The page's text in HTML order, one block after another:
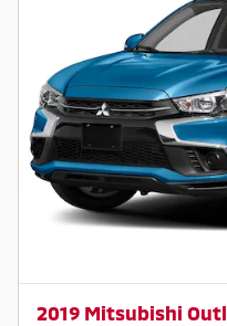
2019 Mitsubishi